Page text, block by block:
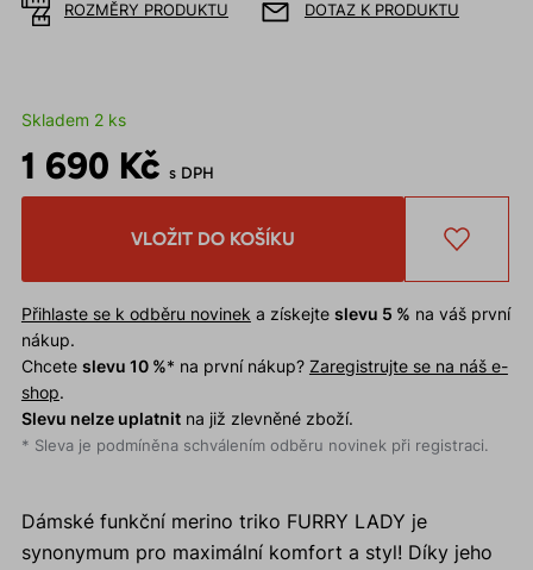
ROZMĚRY PRODUKTU DOTAZ K PRODUKTU
Skladem 2 ks
1 690 Kč s DPH
VLOŽIT DO KOŠÍKU
Přihlaste se k odběru novinek a získejte slevu 5 % na váš první
nákup.
Chcete slevu 10 %* na první nákup? Zaregistrujte se na náš e-
shop.
Slevu nelze uplatnitna již zlevněné zboží.
* Sleva je podmíněna schválením odběru novinek při registraci.
Dámské funkční merino triko FURRY LADY je
synonymum pro maximální komfort a styl! Díky jeho